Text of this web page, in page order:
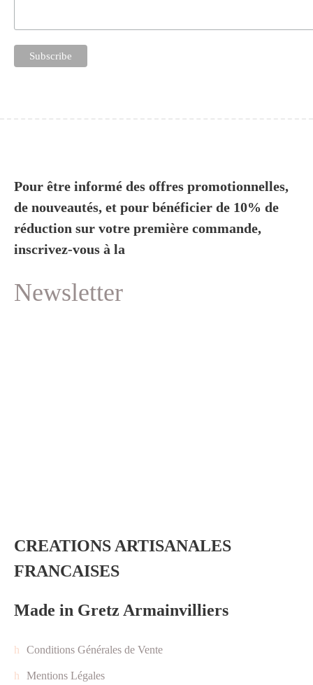
Pour être informé des offres promotionnelles,
de nouveautés, et pour bénéficier de 10% de
réduction sur votre première commande,
inscrivez-vous à la
Newsletter
CREATIONS ARTISANALES
FRANCAISES
Made in Gretz Armainvilliers
Conditions Générales de Vente
Mentions Légales